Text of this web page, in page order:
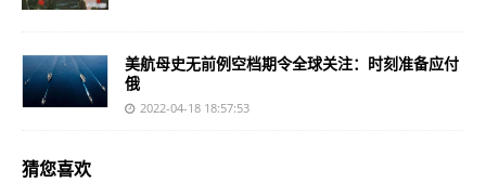
美航母史无前例空档期令全球关注：时刻准备应付
俄
2022-04-18 18:57:53
猜您喜欢